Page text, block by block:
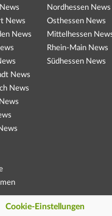
News
News
News
News
Nordhessen News
Osthessen News
Mittelhessen
Rhein-Main News
Südhessen News
Cookie-Einstellungen